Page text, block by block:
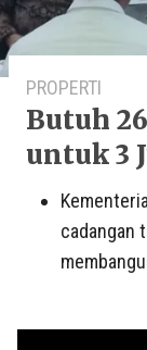
PROPERTI
Butuh
untuk 3
cadangan